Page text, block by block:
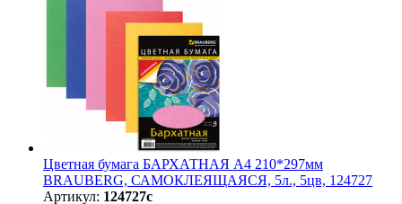
Цветная бумага БАРХАТНАЯ А4 210*297мм
BRAUBERG, САМОКЛЕЯЩАЯСЯ, 5л., 5цв, 124727
Артикул: 124727с